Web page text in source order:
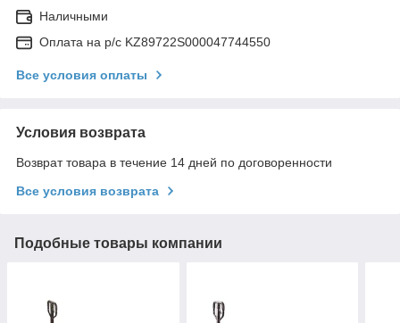
Наличными
Оплата на р/с KZ89722S000047744550
Все условия оплаты
Условия возврата
Возврат товара в течение 14 дней по договоренности
Все условия возврата
Подобные товары компании